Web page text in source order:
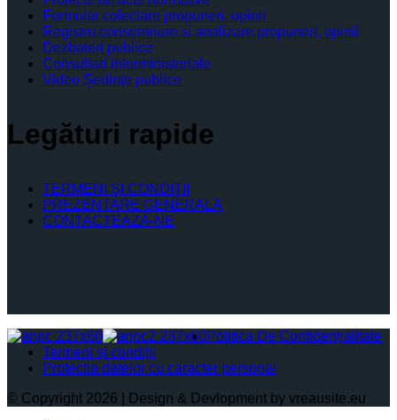
Formular colectare propuneri, opinii
Registru consemnare si analizare propuneri, opinii
Dezbateri publice
Consultari interministeriale
Video Şedinţe publice
Legături rapide
TERMENI ŞI CONDIŢII
PREZENTARE GENERALĂ
CONTACTEAZĂ-NE
Politica De Confidențialitate
Termeni și condiții
Protectia datelor cu caracter personal
© Copyright 2026 | Design & Devlopment by vreausite.eu